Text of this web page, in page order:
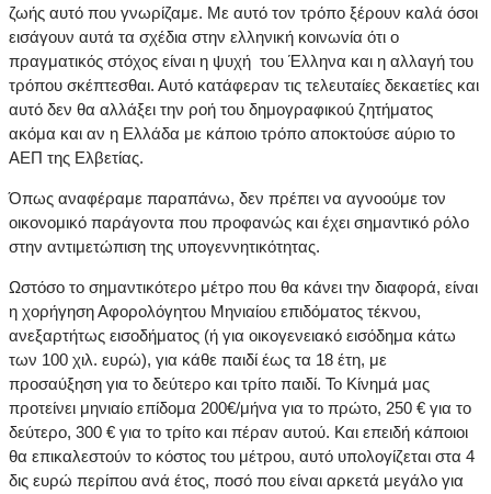
ζωής αυτό που γνωρίζαμε. Με αυτό τον τρόπο ξέρουν καλά όσοι
εισάγουν αυτά τα σχέδια στην ελληνική κοινωνία ότι ο
πραγματικός στόχος είναι η ψυχή του Έλληνα και η αλλαγή του
τρόπου σκέπτεσθαι. Αυτό κατάφεραν τις τελευταίες δεκαετίες και
αυτό δεν θα αλλάξει την ροή του δημογραφικού ζητήματος
ακόμα και αν η Ελλάδα με κάποιο τρόπο αποκτούσε αύριο το
ΑΕΠ της Ελβετίας.
Όπως αναφέραμε παραπάνω, δεν πρέπει να αγνοούμε τον
οικονομικό παράγοντα που προφανώς και έχει σημαντικό ρόλο
στην αντιμετώπιση της υπογεννητικότητας.
Ωστόσο το σημαντικότερο μέτρο που θα κάνει την διαφορά, είναι
η χορήγηση Αφορολόγητου Μηνιαίου επιδόματος τέκνου,
ανεξαρτήτως εισοδήματος (ή για οικογενειακό εισόδημα κάτω
των 100 χιλ. ευρώ), για κάθε παιδί έως τα 18 έτη, με
προσαύξηση για το δεύτερο και τρίτο παιδί. Το Κίνημά μας
προτείνει μηνιαίο επίδομα 200€/μήνα για το πρώτο, 250 € για το
δεύτερο, 300 € για το τρίτο και πέραν αυτού. Και επειδή κάποιοι
θα επικαλεστούν το κόστος του μέτρου, αυτό υπολογίζεται στα 4
δις ευρώ περίπου ανά έτος, ποσό που είναι αρκετά μεγάλο για